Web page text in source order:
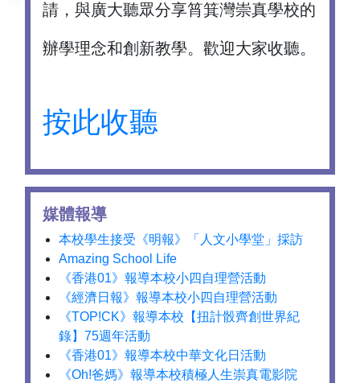
請，與廣大聽眾分享筲箕灣崇真學校的
辦學理念和創新教學。歡迎大家收聽。
按此收聽
媒體報導
本校學生接受《明報》「人文小學堂」採訪
Amazing School Life
《香港01》報導本校小四自理營活動
《經濟日報》報導本校小四自理營活動
《TOP!CK》報導本校【扭計骰齊創世界紀
錄】75週年活動
《香港01》報導本校中華文化日活動
《Oh!爸媽》報導本校積極人生崇真電影院